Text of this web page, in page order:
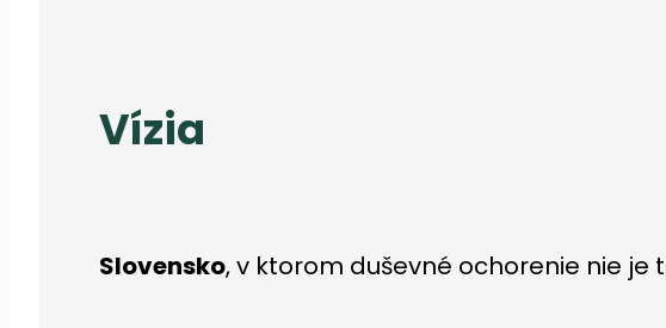
Vízia
Slovensko, v ktorom duševné ochorenie nie je